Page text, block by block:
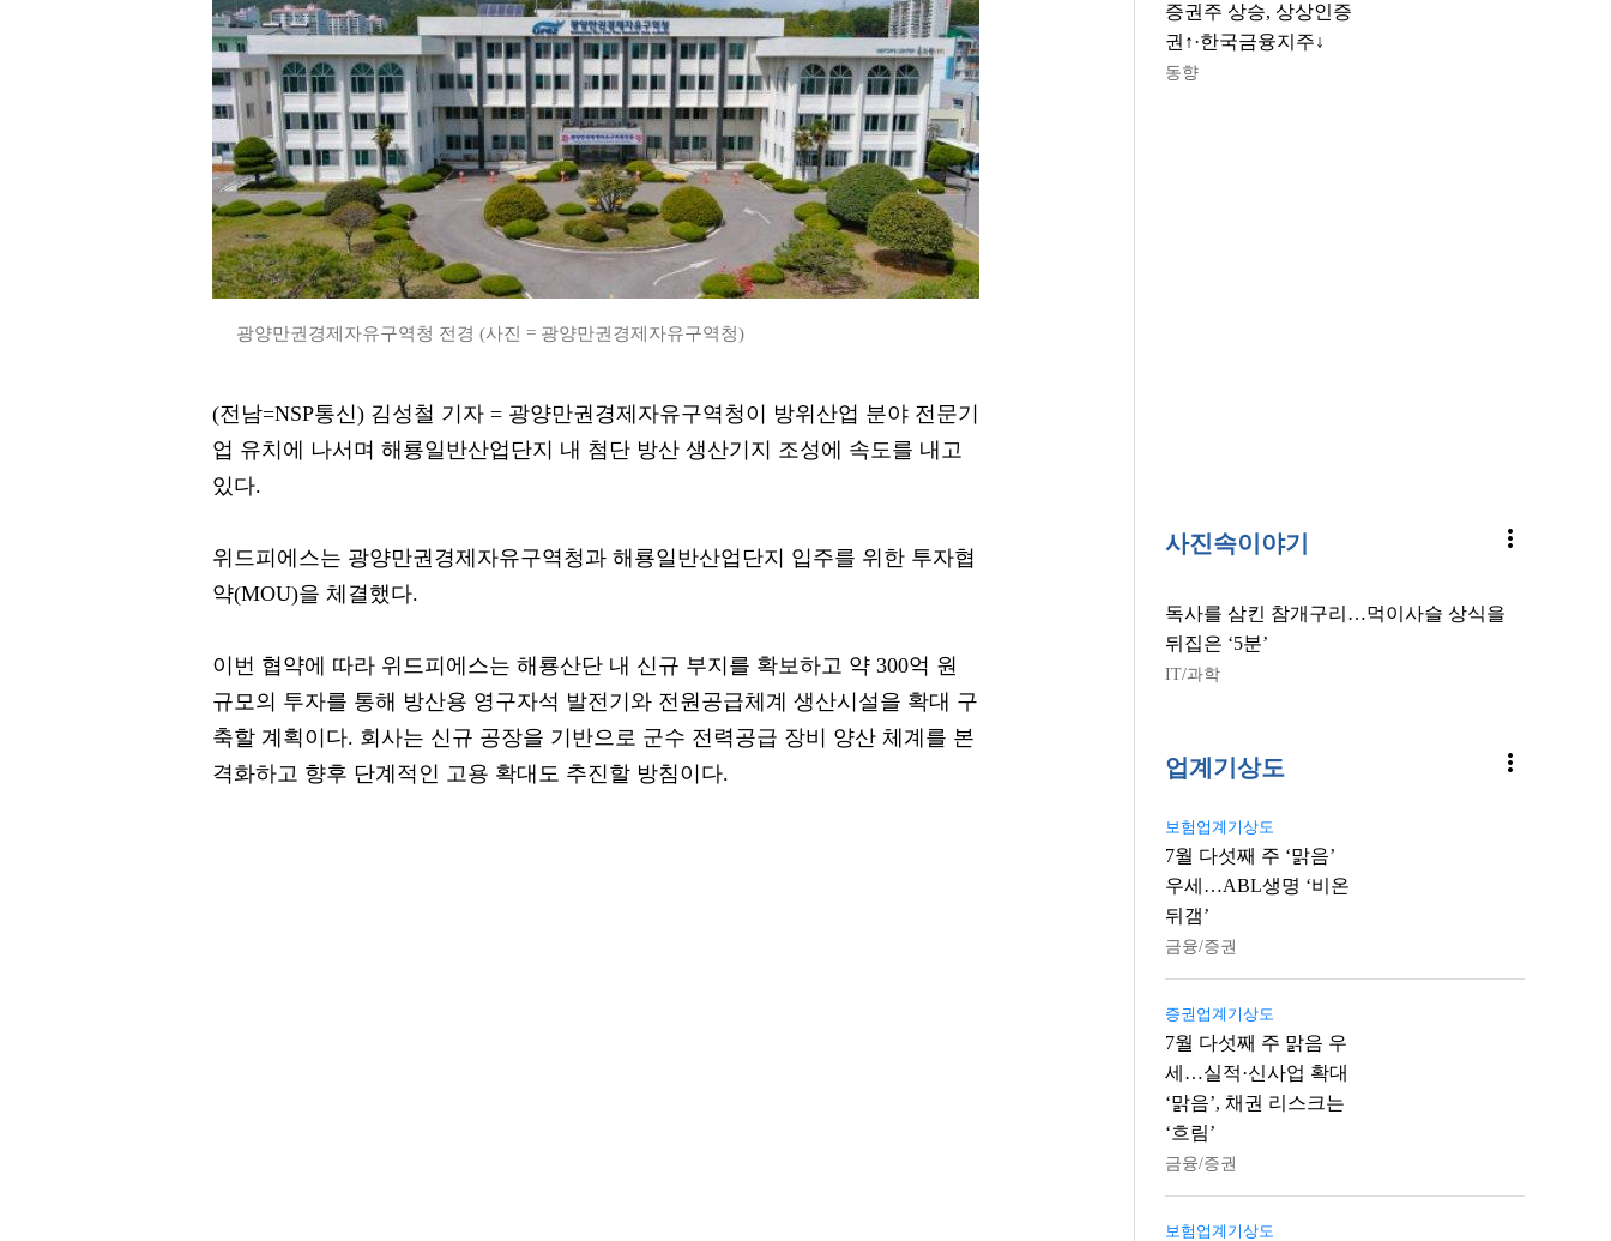
광양만권경제자유구역청 전경 (사진 = 광양만권경제자유구역청)
(전남=NSP통신) 김성철 기자 = 광양만권경제자유구역청이 방위산업 분야 전문기
업 유치에 나서며 해룡일반산업단지 내 첨단 방산 생산기지 조성에 속도를 내고
있다.
위드피에스는 광양만권경제자유구역청과 해룡일반산업단지 입주를 위한 투자협
약(MOU)을 체결했다.
이번 협약에 따라 위드피에스는 해룡산단 내 신규 부지를 확보하고 약 300억 원
규모의 투자를 통해 방산용 영구자석 발전기와 전원공급체계 생산시설을 확대 구
축할 계획이다. 회사는 신규 공장을 기반으로 군수 전력공급 장비 양산 체계를 본
격화하고 향후 단계적인 고용 확대도 추진할 방침이다.
증권주 상승, 상상인증
권↑·한국금융지주↓
동향
사진속이야기 more_vert
독사를 삼킨 참개구리…먹이사슬 상식을
뒤집은 ‘5분’
IT/과학
업계기상도 more_vert
보험업계기상도
7월 다섯째 주 ‘맑음’
우세…ABL생명 ‘비온
뒤갬’
금융/증권
증권업계기상도
7월 다섯째 주 맑음 우
세…실적·신사업 확대
‘맑음’, 채권 리스크는
‘흐림’
금융/증권
보험업계기상도